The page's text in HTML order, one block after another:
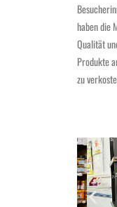
haben die
Qualität
Produkte
zu